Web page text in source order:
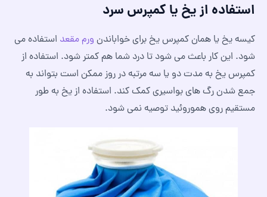
استفاده از یخ یا کمپرس سرد
کیسه یخ یا همان کمپرس یخ برای خواباندن ورم مقعد استفاده می
شود. این کار باعث می شود تا درد شما هم کمتر شود. استفاده از
کمپرس یخ به مدت دو یا سه مرتبه در روز ممکن است بتواند به
جمع شدن رگ های بواسیری کمک کند. استفاده از یخ به طور
مستقیم روی هموروئید توصیه نمی شود.